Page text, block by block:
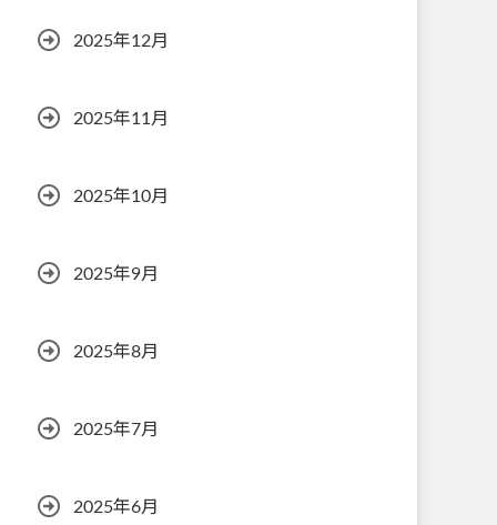
2025年12月
2025年11月
2025年10月
2025年9月
2025年8月
2025年7月
2025年6月